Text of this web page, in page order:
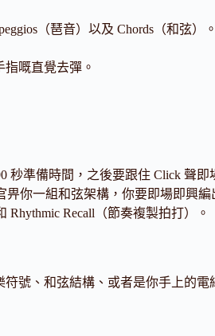
（琶音）以及 Chords（和弦
嘅直覺去彈。
秒準備時間，之後要跟住 Click 聲即
畀你一組和弦架構，你要即場即興編
Rhythmic Recall（節奏複製拍打）。
號、和弦結構、或者是你手上的